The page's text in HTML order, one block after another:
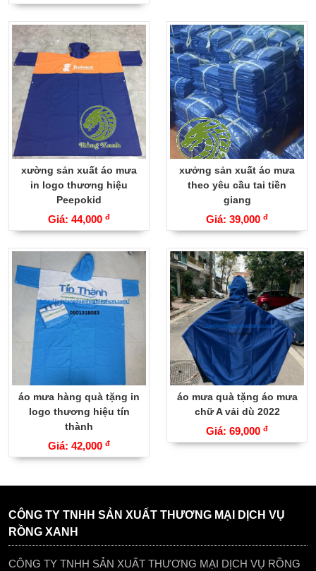
xường sản xuất áo mưa
in logo thương hiệu
Peepokid
Giá: 44,000 đ
xưởng sản xuất áo mưa
theo yêu cầu tai tiền
giang
Giá: 39,000 đ
áo mưa hàng quà tặng in
logo thương hiệu tín
thành
Giá: 42,000 đ
áo mưa quà tặng áo mưa
chữ A vải dù 2022
Giá: 69,000 đ
CÔNG TY TNHH SẢN XUẤT THƯƠNG MẠI DỊCH VỤ
RỒNG XANH
CÔNG TY TNHH SẢN XUẤT THƯƠNG MẠI DỊCH VỤ RỒNG